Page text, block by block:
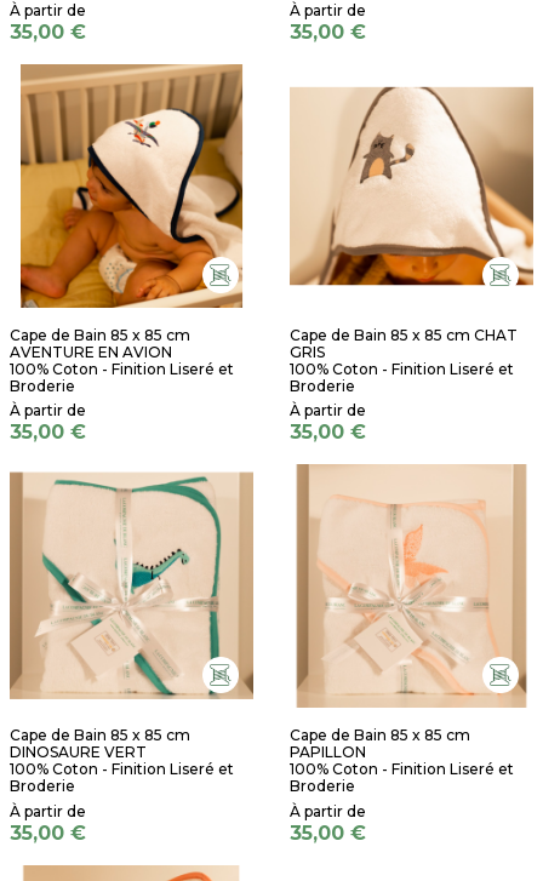
35,00 € 35,00 €
Cape de Bain 85 x 85 cm
AVENTURE EN AVION
100% Coton - Finition Liseré et
Broderie
35,00 €
Cape de Bain 85 x 85 cm CHAT
GRIS
100% Coton - Finition Liseré et
Broderie
35,00 €
Cape de Bain 85 x 85 cm
DINOSAURE VERT
100% Coton - Finition Liseré et
Broderie
35,00 €
Cape de Bain 85 x 85 cm
PAPILLON
100% Coton - Finition Liseré et
Broderie
35,00 €